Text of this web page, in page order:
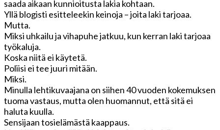
saada aikaan kunnioitusta lakia kohtaan.
Yllä blogisti esitteleekin keinoja – joita laki tarjoaa.
Mutta.
Miksi uhkailu ja vihapuhe jatkuu, kun kerran laki tarjoaa
työkaluja.
Koska niitä ei käytetä.
Poliisi ei tee juuri mitään.
Miksi.
Minulla lehtikuvaajana on siihen 40 vuoden kokemuksen
tuoma vastaus, mutta olen huomannut, että sitä ei
haluta kuulla.
Sensijaan tosielämästä kaappaus.